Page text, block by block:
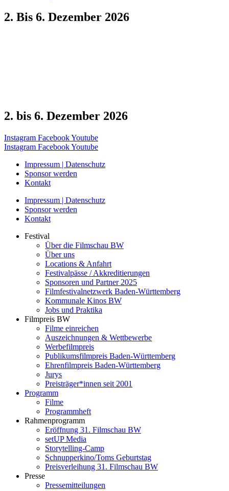
2. Bis 6. Dezember 2026
2. bis 6. Dezember 2026
Instagram FacebookYoutube
Instagram FacebookYoutube
Impressum | Datenschutz
Sponsor werden
Kontakt
Impressum | Datenschutz
Sponsor werden
Kontakt
Festival
Über die Filmschau BW
Über uns
Locations & Anfahrt
Festivalpässe / Akkreditierungen
Sponsoren und Partner 2025
Filmfestivalnetzwerk ­Baden-Württemberg
Kommunale Kinos BW
Jobs und Praktika
Filmpreis BW
Filme einreichen
Auszeichnungen & Wettbewerbe
Werbefilmpreis
Publikumsfilmpreis Baden-Württemberg
Ehrenfilmpreis Baden-Württemberg
Jurys
Preisträger*innen seit 2001
Programm
Filme
Programmheft
Rahmenprogramm
Eröffnung 31. Filmschau BW
setUP Media
Storytelling-Camp
Schnupperkino/Toms Geburtstag
Preisverleihung 31. Filmschau BW
Presse
Pressemitteilungen